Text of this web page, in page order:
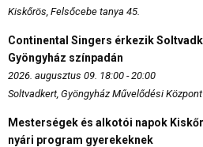
Kiskőrös, Felsőcebe tanya 45.
Continental Singers érkezik
Gyöngyház színpadán
2026. augusztus 09. 18:00 - 20:00
Soltvadkert, Gyöngyház Művelődési Központ
Mesterségek és alkotói napok
nyári program gyerekeknek